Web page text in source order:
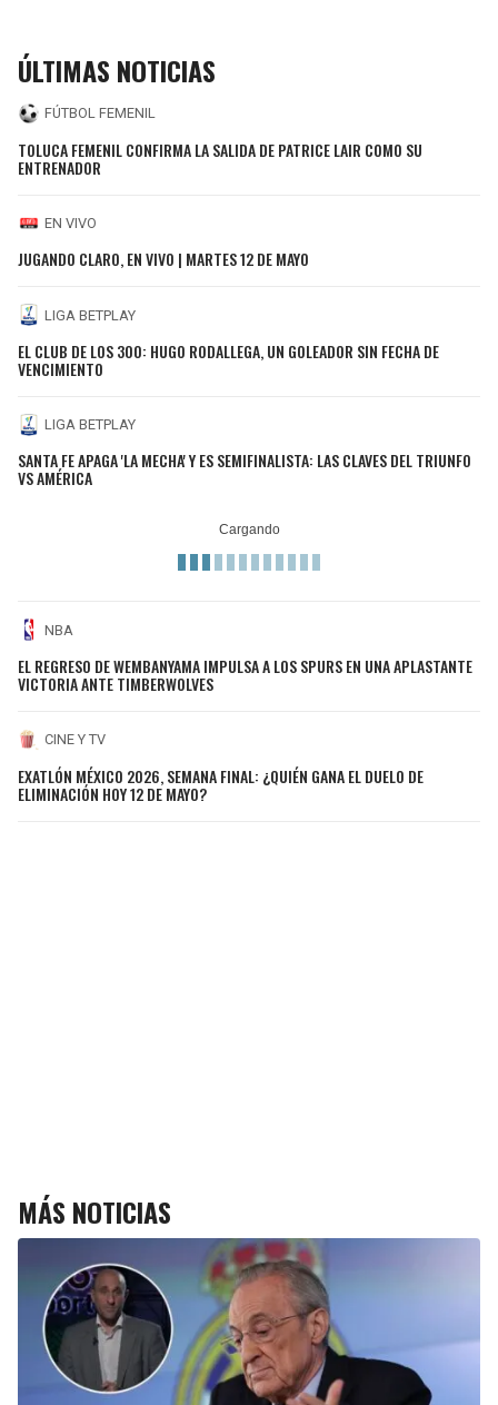
ÚLTIMAS NOTICIAS
FÚTBOL FEMENIL
TOLUCA FEMENIL CONFIRMA LA SALIDA DE PATRICE LAIR COMO SU
ENTRENADOR
EN VIVO
JUGANDO CLARO, EN VIVO | MARTES 12 DE MAYO
LIGA BETPLAY
EL CLUB DE LOS 300: HUGO RODALLEGA, UN GOLEADOR SIN FECHA DE
VENCIMIENTO
LIGA BETPLAY
SANTA FE APAGA 'LA MECHA' Y ES SEMIFINALISTA: LAS CLAVES DEL TRIUNFO
VS AMÉRICA
NBA
EL REGRESO DE WEMBANYAMA IMPULSA A LOS SPURS EN UNA APLASTANTE
VICTORIA ANTE TIMBERWOLVES
CINE Y TV
EXATLÓN MÉXICO 2026, SEMANA FINAL: ¿QUIÉN GANA EL DUELO DE
ELIMINACIÓN HOY 12 DE MAYO?
MÁS NOTICIAS